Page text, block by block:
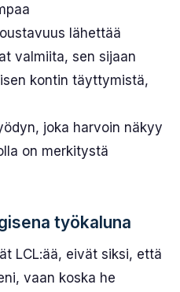
lähettää
valmiita, sen sijaan
kontin täyttymistä,
joka harvoin näkyy
on merkitystä
työkaluna
LCL:ää, eivät siksi, että
vaan koska he